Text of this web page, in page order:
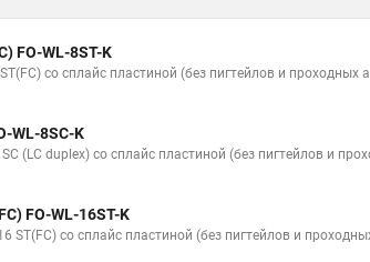
FO-WL-8ST-K
со сплайс пластиной (без пигтейлов и проходных
WL-8SC-K
(LC duplex) со сплайс пластиной (без пигтейлов и
FO-WL-16ST-K
ST(FC) со сплайс пластиной (без пигтейлов и